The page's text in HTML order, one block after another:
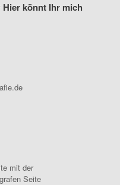
könnt Ihr mich
mit der
Seite